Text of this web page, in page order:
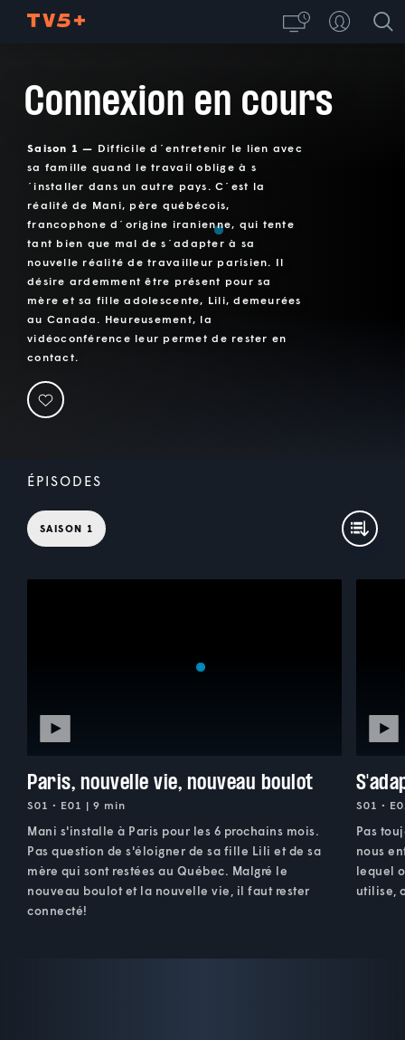
Connexion en cours
Saison 1 — Difficile d´entretenir le lien avec
sa famille quand le travail oblige à s
´installer dans un autre pays. C´est la
réalité de Mani, père québécois,
francophone d´origine iranienne, qui tente
tant bien que mal de s´adapter à sa
nouvelle réalité de travailleur parisien. Il
désire ardemment être présent pour sa
mère et sa fille adolescente, Lili, demeurées
au Canada. Heureusement, la
vidéoconférence leur permet de rester en
contact.
ÉPISODES
SAISON 1
Paris, nouvelle vie, nouveau boulot
S01 • E01 | 9 min
Mani s'installe à Paris pour les 6 prochains mois.
Pas question de s'éloigner de sa fille Lili et de sa
mère qui sont restées au Québec. Malgré le
nouveau boulot et la nouvelle vie, il faut rester
connecté!
S01 •
Pas
nous
lequel
utilise,